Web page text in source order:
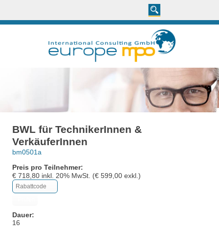
BWL für TechnikerInnen &
VerkäuferInnen
bm0501a
Preis pro Teilnehmer:
€ 718,80 inkl. 20% MwSt. (€ 599,00 exkl.)
Dauer:
16